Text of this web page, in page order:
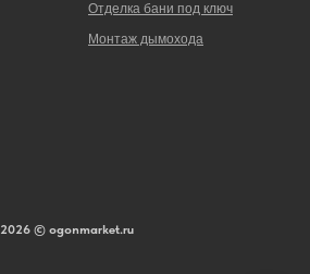
Отделка бани под ключ
Монтаж дымохода
2026 © ogonmarket.ru